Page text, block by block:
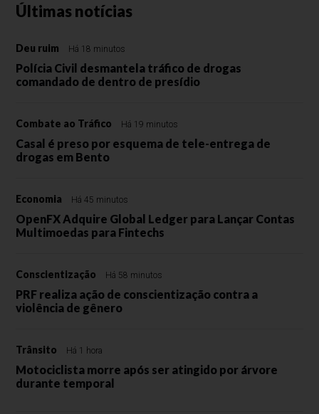
Últimas notícias
Deu ruim Há 18 minutos
Polícia Civil desmantela tráfico de drogas
comandado de dentro de presídio
Combate ao Tráfico Há 19 minutos
Casal é preso por esquema de tele-entrega de
drogas em Bento
Economia Há 45 minutos
OpenFX Adquire Global Ledger para Lançar Contas
Multimoedas para Fintechs
Conscientização Há 58 minutos
PRF realiza ação de conscientização contra a
violência de gênero
Trânsito Há 1 hora
Motociclista morre após ser atingido por árvore
durante temporal